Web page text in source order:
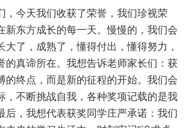
，今天我们收获了荣誉，我们珍视荣
新东方成长的每一天。慢慢的，我们会
大了，成熟了，懂得付出，懂得努力，
的真谛所在。我想告诉老师家长们：获
的终点，而是新的征程的开始。我们会
，不断挑战自我，各种奖项记载的是我
后，我想代表获奖同学庄严承诺：我们